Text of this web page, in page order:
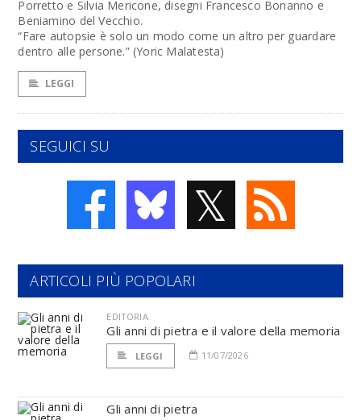
Porretto e Silvia Mericone, disegni Francesco Bonanno e
Beniamino del Vecchio.
“Fare autopsie è solo un modo come un altro per guardare
dentro alle persone.” (Yoric Malatesta)
LEGGI
SEGUICI SU
𝕏
ARTICOLI PIÙ POPOLARI
EDITORIA
Gli anni di pietra e il valore della memoria
LEGGI 11/07/2026
Gli anni di pietra